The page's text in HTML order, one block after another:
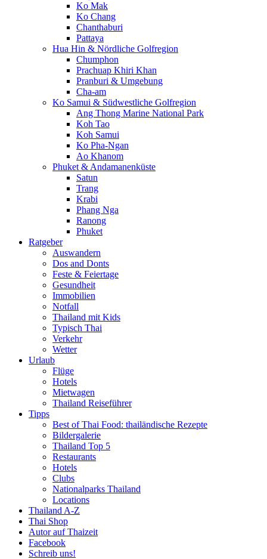
Ko Mak
Ko Chang
Chanthaburi
Pattaya
Hua Hin & Nördliche Golfregion
Chumphon
Prachuap Khiri Khan
Pranburi & Umgebung
Cha-am
Ko Samui & Südwestliche Golfregion
Ang Thong Marine National Park
Koh Tao
Koh Samui
Ko Pha-Ngan
Ao Khanom
Phuket & Andamanenküste
Satun
Trang
Krabi
Phang Nga
Ranong
Phuket
Ratgeber
Auswandern
Dos and Donts
Feste & Feiertage
Gesundheit
Immobilien
Notfall
Thailand mit Kids
Typisch Thai
Verkehr
Wetter
Urlaub
Flüge
Hotels
Mietwagen
Thailand Reiseführer
Tipps
Best of Thai Food: thailändische Rezepte
Bildergalerie
Thailand Top 5
Restaurants
Hotels
Clubs
Nationalparks Thailand
Locations
Thailand A-Z
Thai Shop
Autor auf Thaizeit
Facebook
Schreib uns!